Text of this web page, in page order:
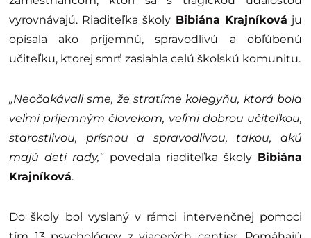
vyrovnávajú. Riaditeľka školy Bibiána Krajníková ju
opísala ako príjemnú, spravodlivú a obľúbenú
učiteľku, ktorej smrť zasiahla celú školskú komunitu.
„Neočakávali sme, že stratíme kolegyňu, ktorá bola
veľmi príjemným človekom, veľmi dobrou učiteľkou,
starostlivou, prísnou a spravodlivou, takou, akú
majú deti rady,“povedala riaditeľka školy Bibiána
Krajníková.
Do školy bol vyslaný v rámci intervenčnej pomoci